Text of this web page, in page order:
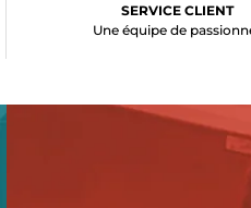
SERVICE CLIENT
Une équipe de